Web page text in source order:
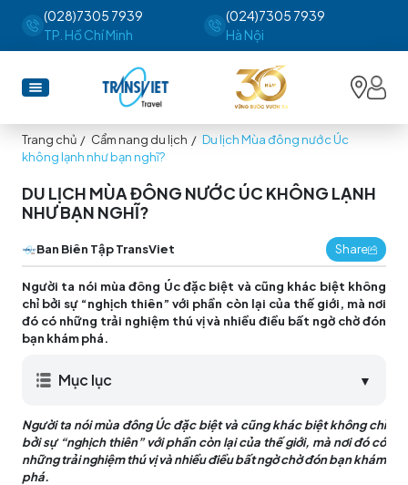
(028)7305 7939
TP. Hồ Chí Minh
(024)7305 7939
Hà Nội
Trang chủ / Cẩm nang du lịch / Du lịch Mùa đông nước Úc
không lạnh như bạn nghĩ?
DU LỊCH MÙA ĐÔNG NƯỚC ÚC KHÔNG LẠNH
NHƯ BẠN NGHĨ?
Ban Biên Tập TransViet Share
Người ta nói mùa đông Úc đặc biệt và cũng khác biệt không
chỉ bởi sự “nghịch thiên” với phần còn lại của thế giới, mà nơi
đó có những trải nghiệm thú vị và nhiều điều bất ngờ chờ đón
bạn khám phá.
Mục lục ▼
Người ta nói mùa đông Úc đặc biệt và cũng khác biệt không chỉ
bởi sự “nghịch thiên” với phần còn lại của thế giới, mà nơi đó có
những trải nghiệm thú vị và nhiều điều bất ngờ chờ đón bạn khám
phá.